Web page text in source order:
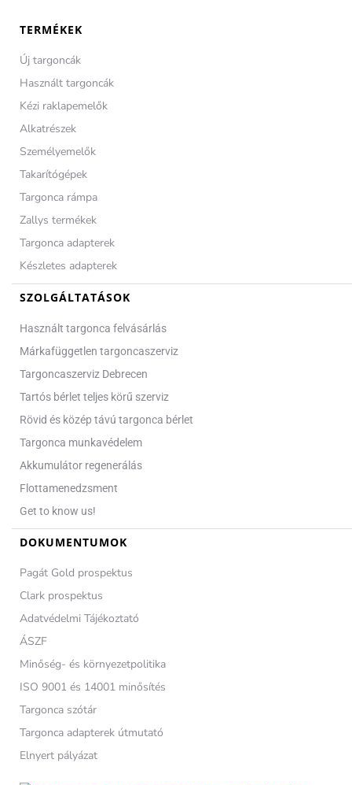
TERMÉKEK
Új targoncák
Használt targoncák
Kézi raklapemelők
Alkatrészek
Személyemelők
Takarítógépek
Targonca rámpa
Zallys termékek
Targonca adapterek
Készletes adapterek
SZOLGÁLTATÁSOK
Használt targonca felvásárlás
Márkafüggetlen targoncaszerviz
Targoncaszerviz Debrecen
Tartós bérlet teljes körű szerviz
Rövid és közép távú targonca bérlet
Targonca munkavédelem
Akkumulátor regenerálás
Flottamenedzsment
Get to know us!
DOKUMENTUMOK
Pagát Gold prospektus
Clark prospektus
Adatvédelmi Tájékoztató
ÁSZF
Minőség- és környezetpolitika
ISO 9001 és 14001 minősítés
Targonca szótár
Targonca adapterek útmutató
Elnyert pályázat